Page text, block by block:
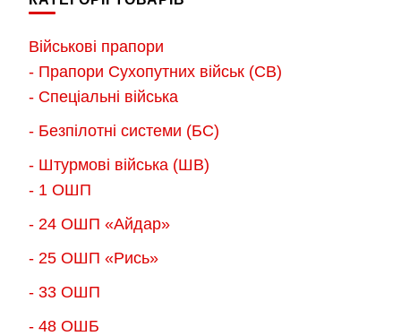
варіантів.
можна
вибрати
на
сторінці
товару
Військові прапори
- Прапори Сухопутних військ (СВ)
- Спеціальні війська
- Безпілотні системи (БС)
- Штурмові війська (ШВ)
- 1 ОШП
- 24 ОШП «Айдар»
- 25 ОШП «Рись»
- 33 ОШП
- 48 ОШБ